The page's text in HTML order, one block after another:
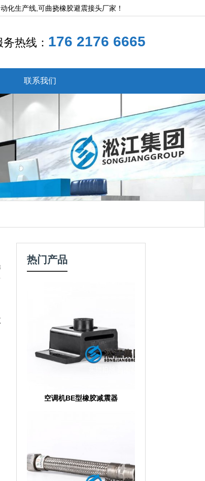
化生产线,可曲挠橡胶避震接头厂家！
务热线： 176 2176 6665
联系我们
热门产品
空调机BE型橡胶减震器